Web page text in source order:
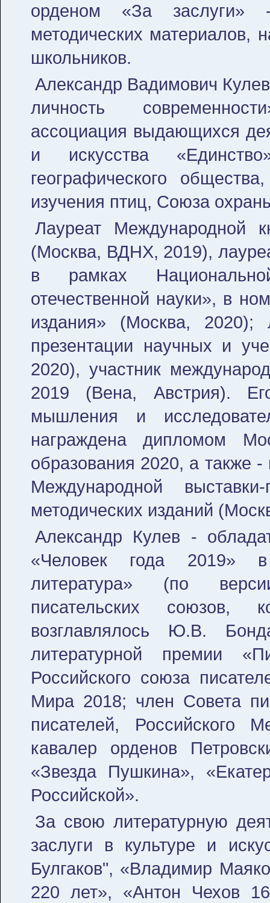
орденом «За заслуги»
методических материалов,
школьников.
Александр Вадимович
личность
ассоциация выдающихся
и искусства
географического
изучения птиц, Союза
Лауреат Международной
(Москва, ВДНХ, 2019),
в рамках
отечественной науки», в
издания» (Москва, 2020);
презентации научных и
2020), участник
2019 (Вена, Австрия).
мышления и
награждена дипломом
образования 2020, а также
Международной
методических изданий
Александр Кулев -
«Человек года 2019» в
литература» (по
писательских союзов,
возглавлялось Ю.В.
литературной премии
Российского союза
Мира 2018; член Совета
писателей, Российского
кавалер орденов
«Звезда Пушкина»,
Российской».
За свою литературную
заслуги в культуре и
Булгаков", «Владимир
220 лет», «Антон Чехов